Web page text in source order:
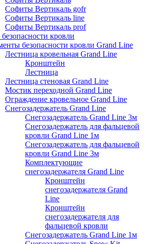
Софиты Вертикаль gofr
Софиты Вертикаль line
Софиты Вертикаль prof
кровли
безопасности кровли Grand Line
Лестница кровельная Grand Line
Кронштейн
Лестница
Лестница стеновая Grand Line
Мостик переходной Grand Line
Ограждение кровельное Grand Line
Снегозадержатель Grand Line
Снегозадержатель Grand Line 3м
Снегозадержатель для фальцевой
кровли Grand Line 1м
Снегозадержатель для фальцевой
кровли Grand Line 3м
Комплектующие
снегозадержателя Grand Line
Кронштейн
снегозадержателя Grand
Line
Кронштейн
снегозадержателя для
фальцевой кровли
Снегозадержатель Grand Line 1м